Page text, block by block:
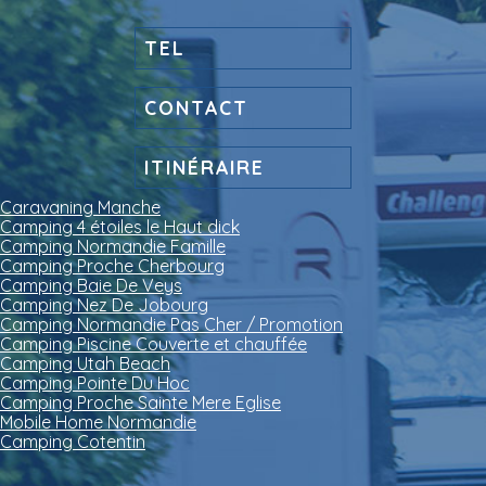
TEL
CONTACT
ITINÉRAIRE
Caravaning Manche
Camping 4 étoiles le Haut dick
Camping Normandie Famille
Camping Proche Cherbourg
Camping Baie De Veys
Camping Nez De Jobourg
Camping Normandie Pas Cher / Promotion
Camping Piscine Couverte et chauffée
Camping Utah Beach
Camping Pointe Du Hoc
Camping Proche Sainte Mere Eglise
Mobile Home Normandie
Camping Cotentin